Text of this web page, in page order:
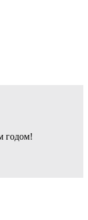
годом!